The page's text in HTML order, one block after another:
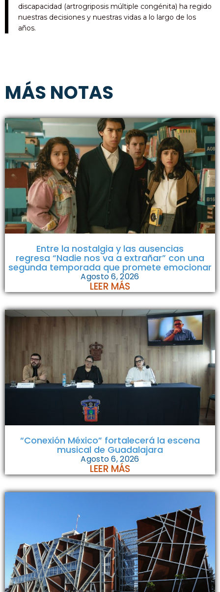
discapacidad (artrogriposis múltiple congénita) ha regido
nuestras decisiones y nuestras vidas a lo largo de los
años.
MÁS NOTAS
Entre la nostalgia y las ausencias
regresa “Nadie nos va a extrañar” con una
segunda temporada que promete emocionar
Agosto 6, 2026
LEER MÁS
“Conexión México” fortalecerá la escena
musical de Guadalajara
Agosto 6, 2026
LEER MÁS